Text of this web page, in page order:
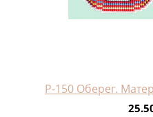
Р-150 Оберег.